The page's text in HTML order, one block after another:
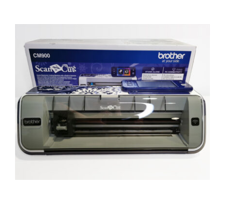
Hobbyplotter: Brother ScanNCut CM900
Hobbyplotter